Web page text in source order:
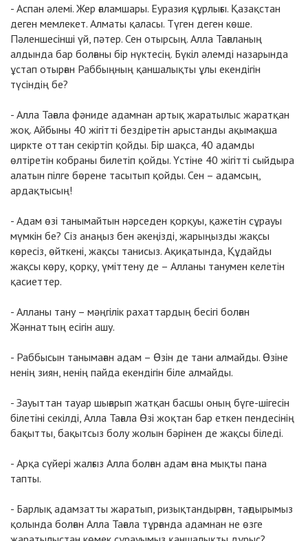
- Аспан әлемі. Жер ғаламшары. Еуразия құрлығы. Қазақстан
деген мемлекет. Алматы қаласы. Түген деген көше.
Пәленшесінші үй, пәтер. Сен отырсың. Алла Тағаланың
алдында бар болғаны бір нүктесің. Бүкіл әлемді назарында
ұстап отырған Раббыңның қаншалықты ұлы екендігін
түсіндің бе?
- Алла Тағала фәниде адамнан артық жаратылыс жаратқан
жоқ. Айбыны 40 жігітті бездіретін арыстанды ақымақша
циркте оттан секіртіп қойды. Бір шақса, 40 адамды
өлтіретін кобраны билетіп қойды. Үстіне 40 жігітті сыйдыра
алатын пілге бөрене тасытып қойды. Сен – адамсың,
ардақтысың!
- Адам өзі танымайтын нәрседен қорқуы, қажетін сұрауы
мүмкін бе? Сіз анаңыз бен әкеңізді, жарыңызды жақсы
көресіз, өйткені, жақсы танисыз. Ақиқатында, Құдайды
жақсы көру, қорқу, үміттену де – Алланы танумен келетін
қасиеттер.
- Алланы тану – мәңгілік рахаттардың бесігі болған
Жәннаттың есігін ашу.
- Раббысын танымаған адам – Өзін де тани алмайды. Өзіне
ненің зиян, ненің пайда екендігін біле алмайды.
- Зауыттан тауар шығарып жатқан басшы оның бүге-шігесін
білетіні секілді, Алла Тағала Өзі жоқтан бар еткен пендесінің
бақытты, бақытсыз болу жолын бәрінен де жақсы біледі.
- Арқа сүйері жалғыз Алла болған адам ғана мықты пана
тапты.
- Барлық адамзатты жаратып, ризықтандырған, тағдырымыз
қолында болған Алла Тағала тұрғанда адамнан не өзге